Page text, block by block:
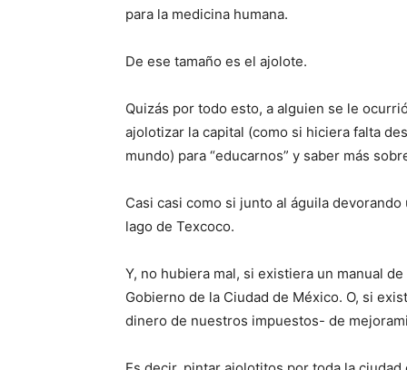
para la medicina humana.
De ese tamaño es el ajolote.
Quizás por todo esto, a alguien se le
ajolotizar la capital (como si hiciera falta
mundo) para “educarnos” y saber más
Casi casi como si junto al águila
lago de Texcoco.
Y, no hubiera mal, si existiera un manual
Gobierno de la Ciudad de México. O, si
dinero de nuestros impuestos- de